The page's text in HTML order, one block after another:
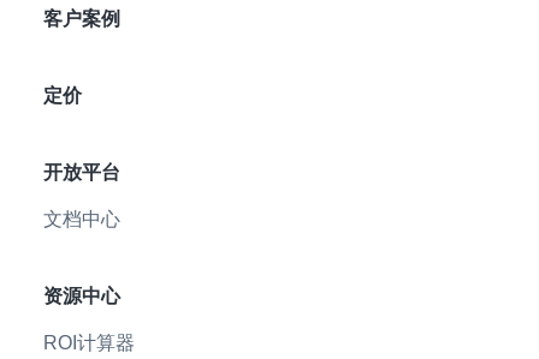
客户案例
定价
开放平台
文档中心
资源中心
ROI计算器